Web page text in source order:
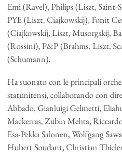
Emi (Ravel), Philips (Liszt, Saint-
PYE (Liszt, Ciajkowskij), Fonit
(Ciajkowskij, Liszt, Musorgskij,
(Rossini), P&P (Brahms, Liszt,
(Schumann).
Ha suonato con le principali
statunitensi, collaborando con
Abbado, Gianluigi Gelmetti,
Mackerras, Zubin Mehta,
Esa-Pekka Salonen, Wolfgang
Hubert Soudant, Christian